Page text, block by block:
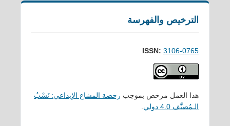
الترخيص والفهرسة
ISSN: 3106-0765
هذا العمل مرخص بموجب رخصة المشاع الإبداعي: نَسْبُ
الـمُصنَّف 4.0 دولي